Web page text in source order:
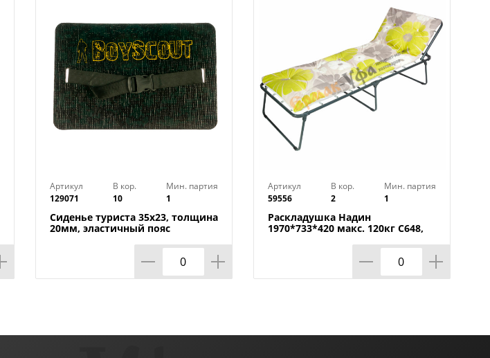
Артикул
129071
В кор.
10
Мин. партия
1
Сиденье туриста 35х23, толщина
20мм, эластичный пояс
Артикул
59556
В кор.
2
Мин. партия
1
Раскладушка Надин
1970*733*420 макс. 120кг С648,